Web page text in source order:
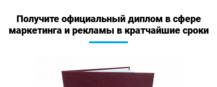
Получите официальный диплом в сфере
маркетинга и рекламы в кратчайшие сроки